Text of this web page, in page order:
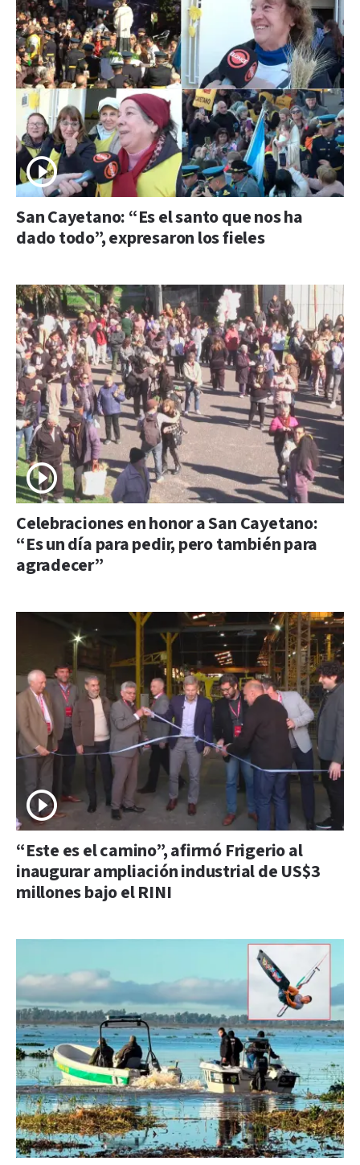
San Cayetano: “Es el santo que nos ha
dado todo”, expresaron los fieles
Celebraciones en honor a San Cayetano:
“Es un día para pedir, pero también para
agradecer”
“Este es el camino”, afirmó Frigerio al
inaugurar ampliación industrial de US$3
millones bajo el RINI